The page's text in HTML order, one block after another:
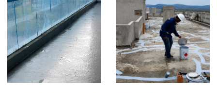
Colombia
VER MÁS
Colombia
VER MÁS